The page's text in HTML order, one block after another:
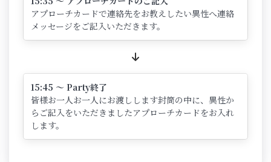
アプローチカードで連絡先をお教えしたい異性へ連絡
メッセージをご記入いただきます。
15:45 ～ Party終了
皆様お一人お一人にお渡しします封筒の中に、異性か
らご記入をいただきましたアプローチカードをお入れ
します。